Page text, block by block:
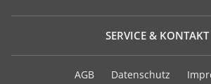
SERVICE & KONTAKT
Serviceportal
AGB Datenschutz